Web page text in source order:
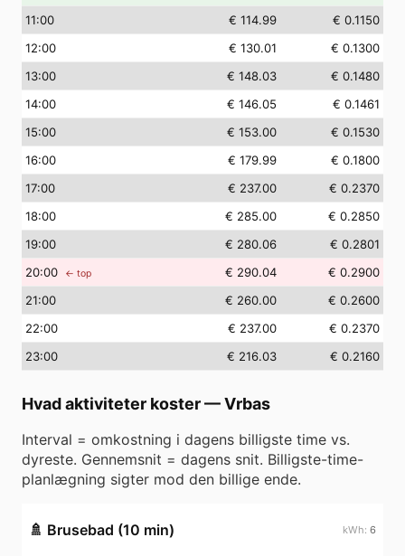
11:00 € 114.99
€ 0.1150
12:00 € 130.01
€ 0.1300
13:00 € 148.03
€ 0.1480
14:00 € 146.05
€ 0.1461
15:00 € 153.00
€ 0.1530
16:00 € 179.99
€ 0.1800
17:00 € 237.00
€ 0.2370
18:00 € 285.00
€ 0.2850
19:00 € 280.06
€ 0.2801
20:00 ← top € 290.04
€ 0.2900
21:00 € 260.00
€ 0.2600
22:00 € 237.00
€ 0.2370
23:00 € 216.03 € 0.2160
Hvad aktiviteter koster—Vrbas
Interval = omkostning i dagens billigste time vs.
dyreste. Gennemsnit = dagens snit. Billigste-time-
planlægning sigter mod den billige ende.
🚿 Brusebad (10 min) 6